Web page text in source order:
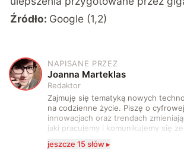
Źródło: Google (1,2)
J
NAPISANE PRZEZ
Joanna Marteklas
Redaktor
Zajmuję się tematyką nowych
na codzienne życie. Piszę o
innowacjach oraz trendach
jaki pracujemy i komunikujemy się ze
technologii a współczesną
jeszcze 15 słów ▸